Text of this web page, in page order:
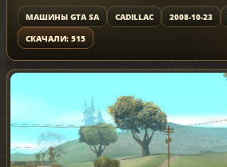
МАШИНЫ GTA SA CADILLAC 2008-10-23
СКАЧАЛИ: 515